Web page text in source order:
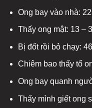
Ong bay vào nhà:
Thấy ong mật: 13 –
Bị đốt rồi bỏ chạy:
Chiêm bao thấy tổ
Ong bay quanh
Thấy mình giết ong